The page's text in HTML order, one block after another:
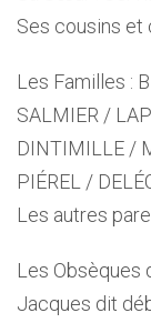
Ses cousins et
Les Familles :
SALMIER /
DINTIMILLE /
PIÉREL /
Les autres
Les Obsèques
Jacques dit